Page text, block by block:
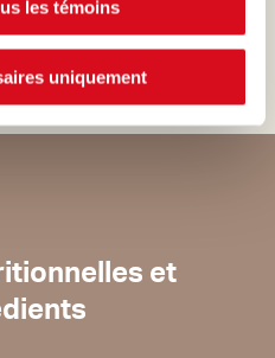
les témoins
uniquement
et